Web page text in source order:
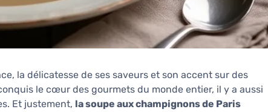
la délicatesse de ses saveurs et son accent sur des
le cœur des gourmets du monde entier, il y a aussi
Et justement, la soupe aux champignons de Paris